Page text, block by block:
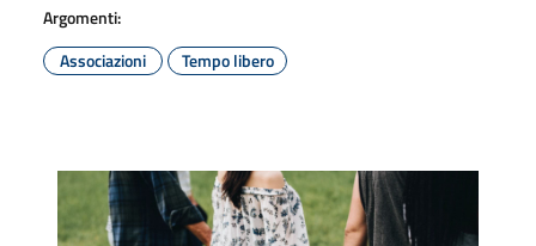
Argomenti:
Associazioni
Tempo libero